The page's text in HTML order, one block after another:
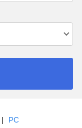
| PC